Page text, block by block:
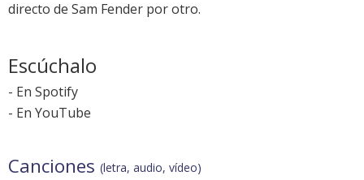
directo de Sam Fender por otro.
Escúchalo
- En Spotify
- En YouTube
Canciones (letra, audio, vídeo)